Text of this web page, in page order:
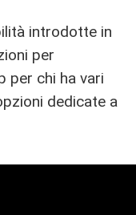
introdotte in
per
per chi ha vari
dedicate a